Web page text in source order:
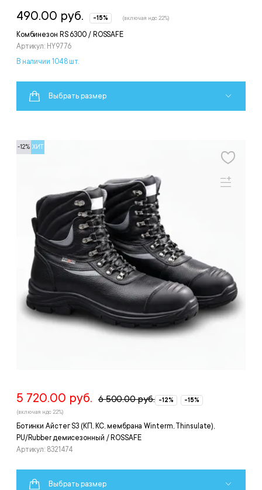
Комбинезон RS 6300 / ROSSAFE
Артикул: HY9776
490.00 руб. -15% (включая ндс 22%)
В наличии 1048 шт.
Выбрать размер
-12% ХИТ
Ботинки Айстег S3 (КП, КС, мембрана Winterm, Thinsulate),
PU/Rubber демисезонный / ROSSAFE
Артикул: 8321474
5 720.00 руб. 6 500.00 руб. -12% -15%
(включая ндс 22%)
Выбрать размер